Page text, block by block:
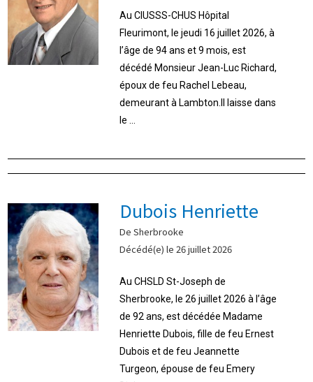
Au CIUSSS-CHUS Hôpital
Fleurimont, le jeudi 16 juillet 2026, à
l’âge de 94 ans et 9 mois, est
décédé Monsieur Jean-Luc Richard,
époux de feu Rachel Lebeau,
demeurant à Lambton.Il laisse dans
le ...
Dubois Henriette
De Sherbrooke
Décédé(e) le 26 juillet 2026
Au CHSLD St-Joseph de
Sherbrooke, le 26 juillet 2026 à l’âge
de 92 ans, est décédée Madame
Henriette Dubois, fille de feu Ernest
Dubois et de feu Jeannette
Turgeon, épouse de feu Emery